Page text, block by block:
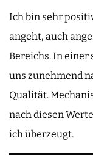
Ich bin sehr
angeht, auch
Bereichs. In einer
uns zunehmend
Qualität.
nach diesen
ich überzeugt.